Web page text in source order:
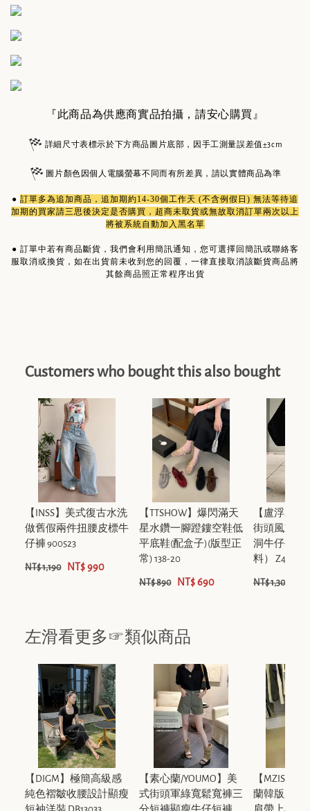
『此商品為供應商實品拍攝，請安心購買』
詳細尺寸表標示於下方商品圖片底部，因手工測量誤差值±3cm
圖片顏色因個人電腦螢幕不同而有所差異，請以實體商品為準
● 訂單多為追加商品 ，追加期約14-30個工作天 (不含例假日) 無法等待追
加期的買家請三思後決定是否購買，超商未取貨或無故取消訂單兩次以上
將被系統自動加入黑名單
● 訂單中若有商品斷貨，我們會利用簡訊通知，您可選擇回簡訊或聯絡客
服取消或換貨，如在出貨前未收到您的回覆，一律直接取消該斷貨商品將
其餘商品照正常程序出貨
Customers who bought this also bought
【INSS】美式復古水洗
做舊假兩件扭腰皮標牛
仔褲 900523
NT$ 1,190 NT$ 990
【TTSHOW】爆閃滿天
星水鑽一腳蹬鏤空鞋低
平底鞋(配盒子)(版型正
常) 138-20
NT$ 890 NT$ 690
【盧浮Sei
街頭風重工
洞牛仔褲（
料） Z4690
NT$ 1,300
左滑看更多☞類似商品
【DIGM】極簡高級感
純色褶皺收腰設計顯瘦
【素心蘭/YOUMO】美
式街頭軍綠寬鬆寬褲三
【
蘭韓版夏季